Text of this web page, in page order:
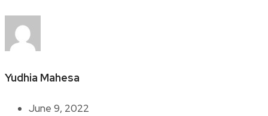
Yudhia Mahesa
June 9, 2022